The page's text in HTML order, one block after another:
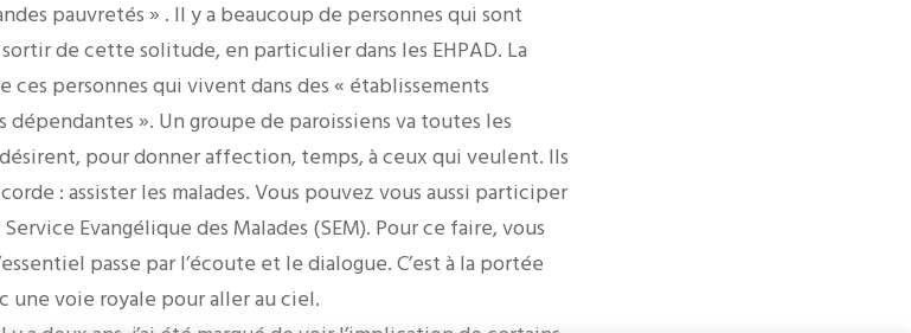
pauvretés » . Il y a beaucoup de personnes qui sont
de cette solitude, en particulier dans les EHPAD. La
ces personnes qui vivent dans des « établissements
». Un groupe de paroissiens va toutes les
pour donner affection, temps, à ceux qui veulent. Ils
: assister les malades. Vous pouvez vous aussi participer
Evangélique des Malades (SEM). Pour ce faire, vous
passe par l’écoute et le dialogue. C’est à la portée
une voie royale pour aller au ciel.